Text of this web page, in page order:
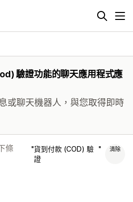
驗證功能的聊天應用程式應
或聊天機器人，與您取得即時
條
貨到付款 (COD) 驗
證
清除